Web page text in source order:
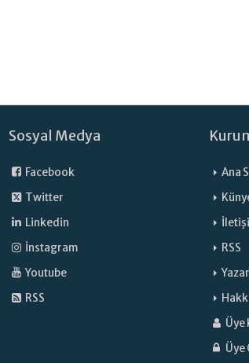
Sosyal Medya
Facebook
Twitter
Linkedin
İnstagram
Youtube
RSS
Ana
RSS
Üye
Üye